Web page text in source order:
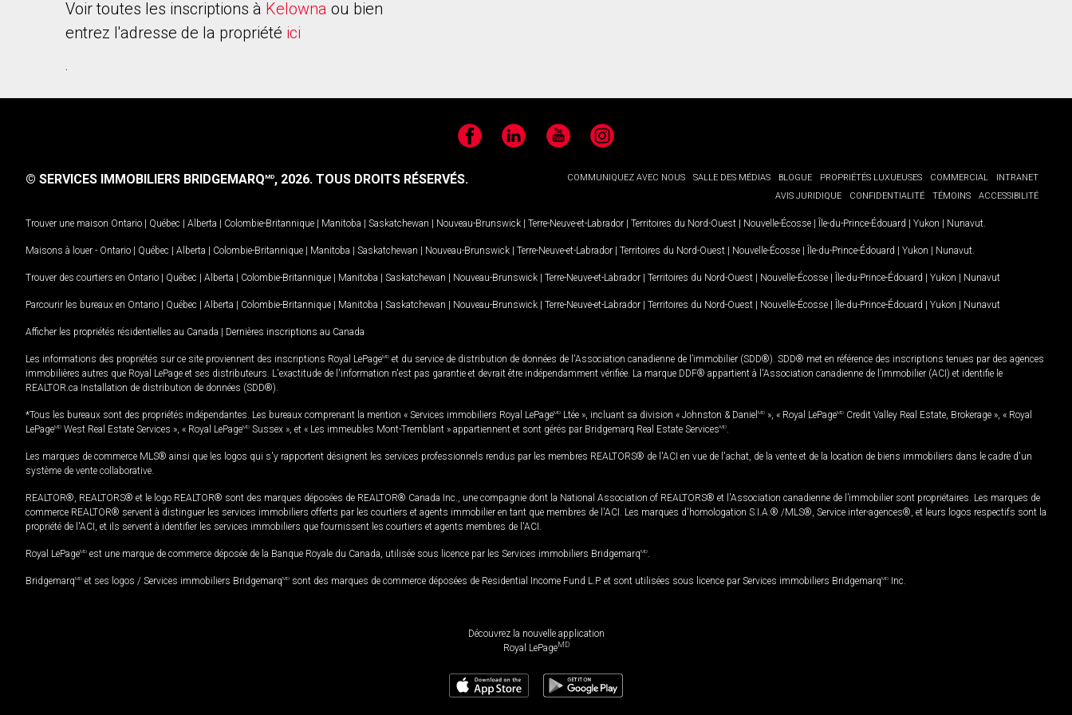
Voir toutes les inscriptions à Kelowna ou bien
entrez l'adresse de la propriété ici
.
FacebookLinkedIn YouTubeInstagram
COMMUNIQUEZ AVEC NOUS SALLE DES MÉDIAS BLOGUE PROPRIÉTÉS LUXUEUSES COMMERCIAL
INTRANET
AVIS JURIDIQUE
CONFIDENTIALITÉ TÉMOINS ACCESSIBILITÉ
© SERVICES IMMOBILIERS BRIDGEMARQMD, 2026. TOUS DROITS RÉSERVÉS.
Trouver une maison Ontario | Québec | Alberta | Colombie-Britannique | Manitoba | Saskatchewan | Nouveau-Brunswick | Terre-Neuve-et-Labrador | Territoires du Nord-Ouest | Nouvelle-Écosse | Île-du-Prince-Édouard | Yukon | Nunavut
Maisons à louer - Ontario | Québec | Alberta | Colombie-Britannique | Manitoba | Saskatchewan | Nouveau-Brunswick | Terre-Neuve-et-Labrador | Territoires du Nord-Ouest | Nouvelle-Écosse | Île-du-Prince-Édouard | Yukon | Nunavut
Trouver des courtiers en Ontario | Québec | Alberta | Colombie-Britannique | Manitoba | Saskatchewan | Nouveau-Brunswick | Terre-Neuve-et-Labrador | Territoires du Nord-Ouest | Nouvelle-Écosse | Île-du-Prince-Édouard | Yukon | Nunavut
Parcourir les bureaux en Ontario | Québec | Alberta | Colombie-Britannique | Manitoba | Saskatchewan | Nouveau-Brunswick | Terre-Neuve-et-Labrador | Territoires du Nord-Ouest | Nouvelle-Écosse | Île-du-Prince-Édouard | Yukon | Nunavut
Afficher les propriétés résidentielles au Canada | Dernières inscriptions au Canada
Les informations des propriétés sur ce site proviennent des inscriptions Royal LePageMD et du service de distribution de données de l'Association canadienne de l’immobilier (SDD®). SDD® met en référence des inscriptions tenues par des agences
immobilières autres que Royal LePage et ses distributeurs. L'exactitude de l'information n'est pas garantie et devrait être indépendamment vérifiée. La marque DDF® appartient à l'Association canadienne de l’immobilier (ACI) et identifie le
REALTOR.ca Installation de distribution de données (SDD®).
*Tous les bureaux sont des propriétés indépendantes. Les bureaux comprenant la mention « Services immobiliers Royal LePageMD Ltée », incluant sa division « Johnston & Daniel MD », « Royal LePageMD Credit Valley Real Estate, Brokerage », « Royal
LePageMD West Real Estate Services », « Royal LePageMD Sussex », et « Les immeubles Mont-Tremblant » appartiennent et sont gérés par Bridgemarq Real Estate ServicesMD
Les marques de commerce MLS® ainsi que les logos qui s'y rapportent désignent les services professionnels rendus par les membres REALTORS® de l'ACI en vue de l'achat, de la vente et de la location de biens immobiliers dans le cadre d'un
système de vente collaborative.
REALTOR®, REALTORS® et le logo REALTOR® sont des marques déposées de REALTOR® Canada Inc., une compagnie dont la National Association of REALTORS® et l'Association canadienne de l’immobilier sont propriétaires. Les marques de
commerce REALTOR® servent à distinguer les services immobiliers offerts par les courtiers et agents immobilier en tant que membres de l'ACI. Les marques d'homologation S.I.A.® /MLS®, Service inter-agences®, et leurs logos respectifs sont la
propriété de l'ACI, et ils servent à identifier les services immobiliers que fournissent les courtiers et agents membres de l'ACI.
Royal LePageMD est une marque de commerce déposée de la Banque Royale du Canada, utilisée sous licence par les Services immobiliers BridgemarqMD
BridgemarqMD et ses logos / Services immobiliers BridgemarqMD sont des marques de commerce déposées de Residential Income Fund L.P. et sont utilisées sous licence par Services immobiliers BridgemarqMD Inc.
Découvrez la nouvelle application
Royal LePageMD